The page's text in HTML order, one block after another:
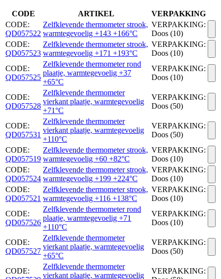
CODE ARTIKEL
VERPAKKING
CODE:
QD057522
Zelfklevende thermometer strook,
warmtegevoelig +143 +166°C
VERPAKKING:
Doos (10)
CODE:
QD057523
Zelfklevende thermometer strook,
warmtegevoelig +171 +193°C
VERPAKKING:
Doos (10)
CODE:
QD057525
Zelfklevende thermometer rond
plaatje, warmtegevoelig +37
+65°C
VERPAKKING:
Doos (10)
CODE:
QD057528
Zelfklevende thermometer
vierkant plaatje, warmtegevoelig
+71°C
VERPAKKING:
Doos (50)
CODE:
QD057531
Zelfklevende thermometer
vierkant plaatje, warmtegevoelig
+110°C
VERPAKKING:
Doos (50)
CODE:
QD057519
Zelfklevende thermometer strook,
warmtegevoelig +60 +82°C
VERPAKKING:
Doos (10)
CODE:
QD057524
Zelfklevende thermometer strook,
warmtegevoelig +199 +224°C
VERPAKKING:
Doos (10)
CODE:
QD057521
Zelfklevende thermometer strook,
warmtegevoelig +116 +138°C
VERPAKKING:
Doos (10)
CODE:
QD057526
Zelfklevende thermometer rond
plaatje, warmtegevoelig +71
+110°C
VERPAKKING:
Doos (10)
CODE:
QD057527
Zelfklevende thermometer
vierkant plaatje, warmtegevoelig
+65°C
VERPAKKING:
Doos (50)
CODE:
Zelfklevende thermometer
vierkant plaatje, warmtegevoelig
VERPAKKING: